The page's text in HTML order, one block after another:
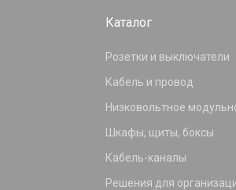
Каталог
Розетки и выключатели
Кабель и провод
Низковольтное
Шкафы, щиты, боксы
Кабель-каналы
Решения для